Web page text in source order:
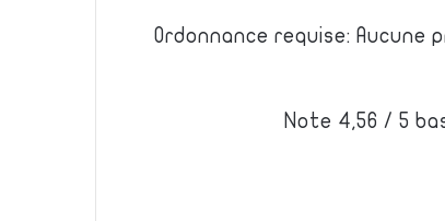
Ordonnance requise:
Note 4,56 / 5